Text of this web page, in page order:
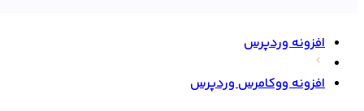
افزونه وردپرس
افزونه ووکامرس وردپرس